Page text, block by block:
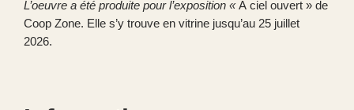
s
e
s
L’oeuvre aété produite pour l’exposition «À ciel ouvert » de
Coop Zone. Elle s’y trouve en vitrine jusqu’au 25 juillet
2026.